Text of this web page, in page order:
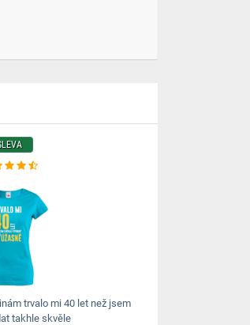
trvalo mi 40 let než jsem
takhle skvěle